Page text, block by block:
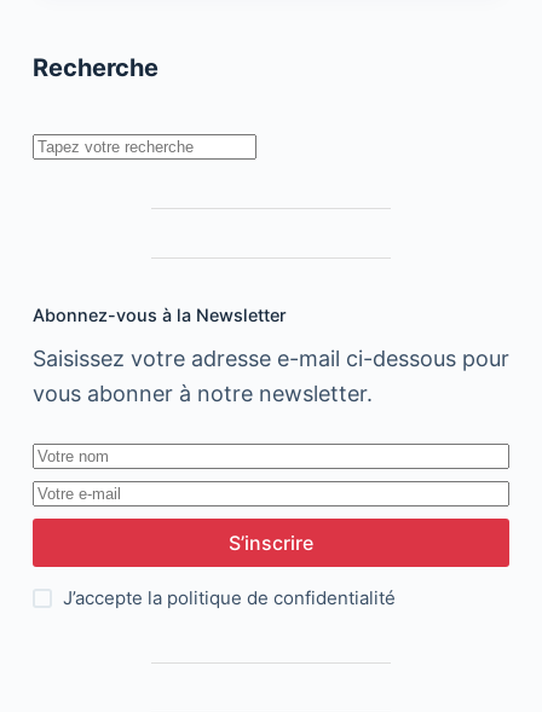
des
Recherche
Rechercher
Abonnez-vous à la Newsletter
Saisissez votre adresse e-mail ci-dessous pour
vous abonner à notre newsletter.
S’inscrire
J’accepte la politique de confidentialité